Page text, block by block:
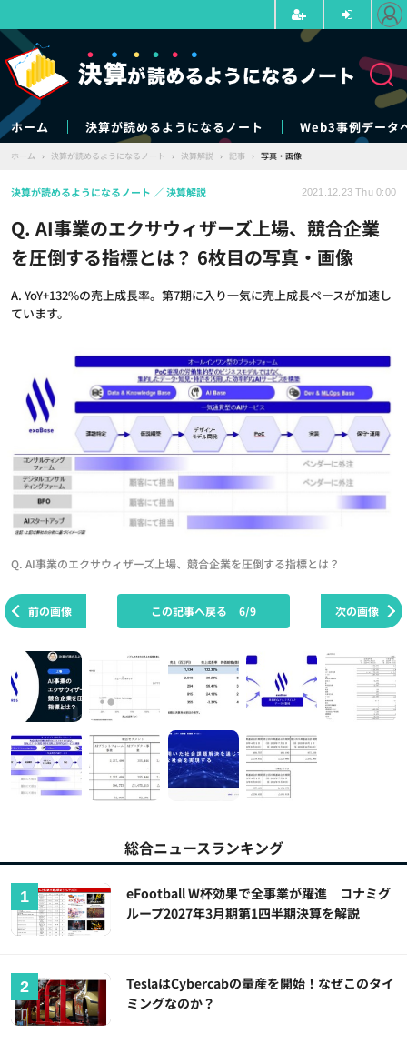
ホーム 決算が読めるようになるノート Web3事例データ
ホーム › 決算が読めるようになるノート › 決算解説 › 記事 › 写真・画像
Q. AI事業のエクサウィザーズ上場、競合企業
を圧倒する指標とは？ 6枚目の写真・画像
A. YoY+132%の売上成長率。第7期に入り一気に売上成長ペースが加速し
ています。
決算が読めるようになるノート 決算解説 2021.12.23 Thu 0:00
Q. AI事業のエクサウィザーズ上場、競合企業を圧倒する指標とは？
前の画像 次の画像
この記事へ戻る 6/9
総合ニュースランキング
eFootball W杯効果で全事業が躍進 コナミグ
ループ2027年3月期第1四半期決算を解説
TeslaはCybercabの量産を開始！なぜこのタイ
ミングなのか？